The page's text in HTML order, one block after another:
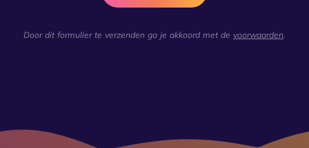
Door dit formulier te verzenden ga je akkoord met de voorwaarden.